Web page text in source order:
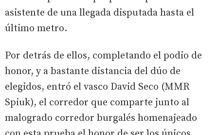
asistente de una llegada disputada hasta el
último metro.
Por detrás de ellos, completando el podio de
honor, y a bastante distancia del dúo de
elegidos, entró el vasco David Seco (MMR
Spiuk), el corredor que comparte junto al
malogrado corredor burgalés homenajeado